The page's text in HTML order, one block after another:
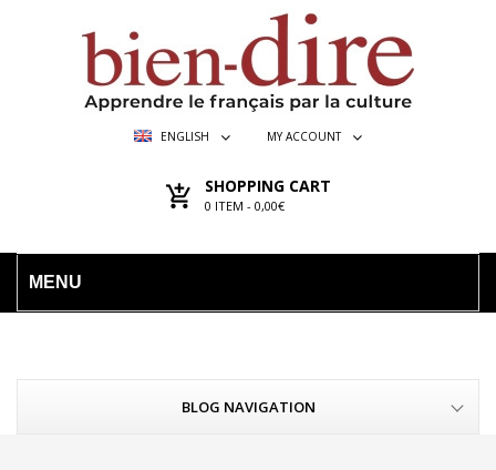
ENGLISH MY ACCOUNT
SHOPPING CART
0 ITEM - 0,00€
MENU
BLOG NAVIGATION